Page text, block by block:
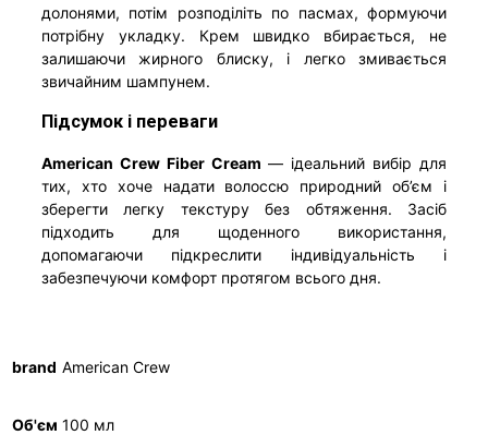
долонями, потім розподіліть по пасмах, формуючи
потрібну укладку. Крем швидко вбирається, не
залишаючи жирного блиску, і легко змивається
звичайним шампунем.
Підсумок і переваги
American Crew Fiber Cream — ідеальний вибір для
тих, хто хоче надати волоссю природний об’єм і
зберегти легку текстуру без обтяження. Засіб
підходить для щоденного використання,
допомагаючи підкреслити індивідуальність і
забезпечуючи комфорт протягом всього дня.
brand American Crew
Об'єм 100 мл